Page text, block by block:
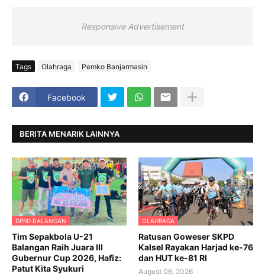
Responsive Advertisement
Tags Olahraga Pemko Banjarmasin
Facebook
BERITA MENARIK LAINNYA
DPRD BALANGAN
Tim Sepakbola U-21
Balangan Raih Juara III
Gubernur Cup 2026, Hafiz:
Patut Kita Syukuri
OLAHRAGA
Ratusan Goweser SKPD
Kalsel Rayakan Harjad ke-76
dan HUT ke-81 RI
August 06, 2026